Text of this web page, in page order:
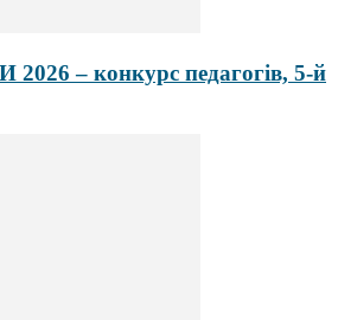
– конкурс педагогів, 5-й